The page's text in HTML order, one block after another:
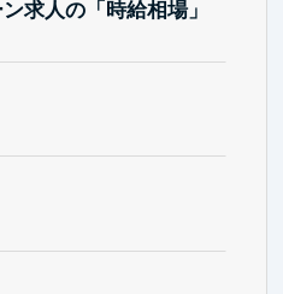
求人の「時給相場」